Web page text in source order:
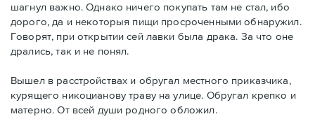
шагнул важно. Однако ничего покупать там не стал, ибо
дорого, да и некоторыя пищи просроченными обнаружил.
Говорят, при открытии сей лавки была драка. За что оне
дрались, так и не понял.
Вышел в расстройствах и обругал местного приказчика,
курящего никоцианову траву на улице. Обругал крепко и
матерно. От всей души родного обложил.